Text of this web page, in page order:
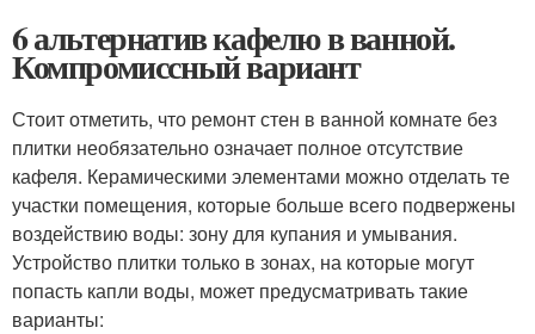
6 альтернатив кафелю в ванной.
Компромиссный вариант
Стоит отметить, что ремонт стен в ванной комнате без
плитки необязательно означает полное отсутствие
кафеля. Керамическими элементами можно отделать те
участки помещения, которые больше всего подвержены
воздействию воды: зону для купания и умывания.
Устройство плитки только в зонах, на которые могут
попасть капли воды, может предусматривать такие
варианты: